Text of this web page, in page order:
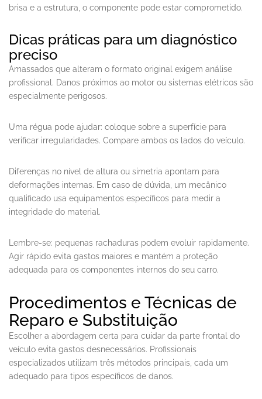
brisa e a estrutura, o componente pode estar comprometido.
Dicas práticas para um diagnóstico
preciso
Amassados que alteram o formato original exigem análise
profissional. Danos próximos ao motor ou sistemas elétricos são
especialmente perigosos.
Uma régua pode ajudar: coloque sobre a superfície para
verificar irregularidades. Compare ambos os lados do veículo.
Diferenças no nível de altura ou simetria apontam para
deformações internas. Em caso de dúvida, um mecânico
qualificado usa equipamentos específicos para medir a
integridade do material.
Lembre-se: pequenas rachaduras podem evoluir rapidamente.
Agir rápido evita gastos maiores e mantém a proteção
adequada para os componentes internos do seu carro.
Procedimentos e Técnicas de
Reparo e Substituição
Escolher a abordagem certa para cuidar da parte frontal do
veículo evita gastos desnecessários. Profissionais
especializados utilizam três métodos principais, cada um
adequado para tipos específicos de danos.